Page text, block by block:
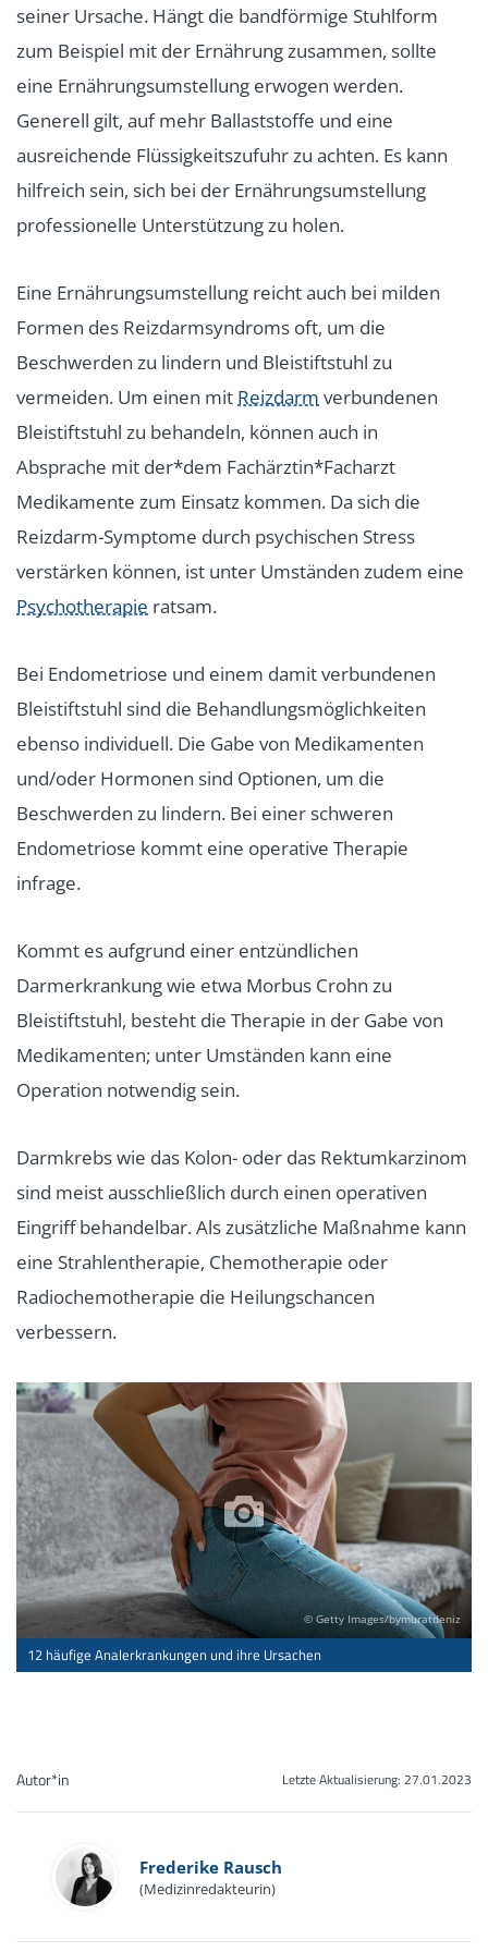
seiner Ursache. Hängt die bandförmige Stuhlform
zum Beispiel mit der Ernährung zusammen, sollte
eine Ernährungsumstellung erwogen werden.
Generell gilt, auf mehr Ballaststoffe und eine
ausreichende Flüssigkeitszufuhr zu achten. Es kann
hilfreich sein, sich bei der Ernährungsumstellung
professionelle Unterstützung zu holen.
Eine Ernährungsumstellung reicht auch bei milden
Formen des Reizdarmsyndroms oft, um die
Beschwerden zu lindern und Bleistiftstuhl zu
vermeiden. Um einen mit Reizdarm verbundenen
Bleistiftstuhl zu behandeln, können auch in
Absprache mit der*dem Fachärztin*Facharzt
Medikamente zum Einsatz kommen. Da sich die
Reizdarm-Symptome durch psychischen Stress
verstärken können, ist unter Umständen zudem eine
Psychotherapie ratsam.
Bei Endometriose und einem damit verbundenen
Bleistiftstuhl sind die Behandlungsmöglichkeiten
ebenso individuell. Die Gabe von Medikamenten
und/oder Hormonen sind Optionen, um die
Beschwerden zu lindern. Bei einer schweren
Endometriose kommt eine operative Therapie
infrage.
Kommt es aufgrund einer entzündlichen
Darmerkrankung wie etwa Morbus Crohn zu
Bleistiftstuhl, besteht die Therapie in der Gabe von
Medikamenten; unter Umständen kann eine
Operation notwendig sein.
Darmkrebs wie das Kolon- oder das Rektumkarzinom
sind meist ausschließlich durch einen operativen
Eingriff behandelbar. Als zusätzliche Maßnahme kann
eine Strahlentherapie, Chemotherapie oder
Radiochemotherapie die Heilungschancen
verbessern.
© Getty Images/bymuratdeniz
12 häufige Analerkrankungen und ihre Ursachen
Letzte Aktualisierung: 27.01.2023
Autor*in
Frederike Rausch
(Medizinredakteurin)